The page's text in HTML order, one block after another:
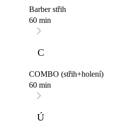
Barber střih
60 min
C
COMBO (střih+holení)
60 min
Ú